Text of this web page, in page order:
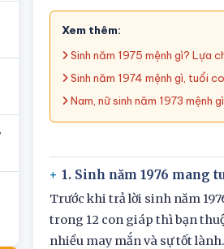
Xem thêm:
Sinh năm 1975 mệnh gì? Lựa
Sinh năm 1974 mệnh gì, tuổi
Nam, nữ sinh năm 1973 mệnh
1. Sinh năm 1976 mang
Trước khi trả lời sinh năm
trong 12 con giáp thì bạn
nhiều may mắn và sự tốt lành.